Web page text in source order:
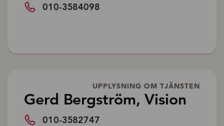
010-3584098
UPPLYSNING OM TJÄNSTEN
Gerd Bergström, Vision
010-3582747